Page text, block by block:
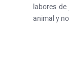
labores
animal y